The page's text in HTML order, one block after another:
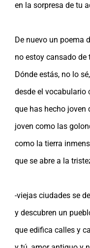
en la sorpresa de tu
De nuevo un poema
no estoy cansado de
Dónde estás, no lo
desde el vocabulario
que has hecho joven
joven como las
como la tierra
que se abre a la
-viejas ciudades se
y descubren un
que edifica calles y